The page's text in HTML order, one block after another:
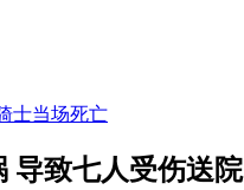
士当场死亡
导致七人受伤送院